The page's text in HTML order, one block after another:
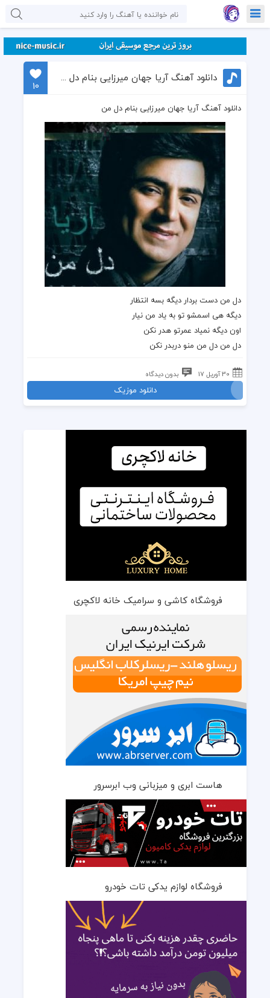
دانلود آهنگ آریا جهان میرزایی بنام دل من
10
دانلود آهنگ آریا جهان میرزایی بنام دل من
دل من دست بردار دیگه بسه انتظار
دیگه هی اسمشو تو به یاد من نیار
اون دیگه نمیاد عمرتو هدر نکن
دل من دل من منو دربدر نکن
30 آوریل 17 بدون دیدگاه
دانلود موزیک
فروشگاه کاشی و سرامیک خانه لاکچری
هاست ابری و میزبانی وب ابرسرور
فروشگاه لوازم یدکی تات خودرو